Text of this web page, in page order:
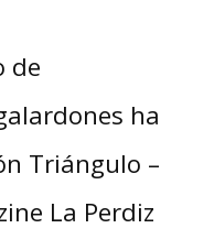
de
ha
Triángulo –
La Perdiz